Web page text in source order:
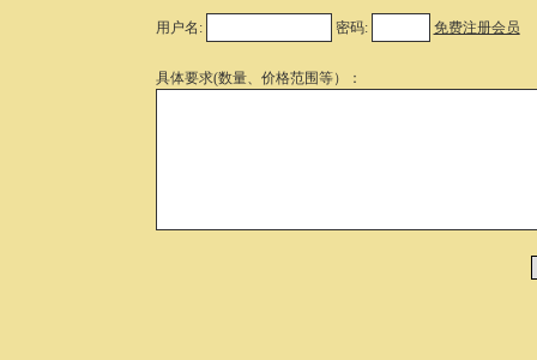
用户名: 密码: 免费注册会员
具体要求(数量、价格范围等）：